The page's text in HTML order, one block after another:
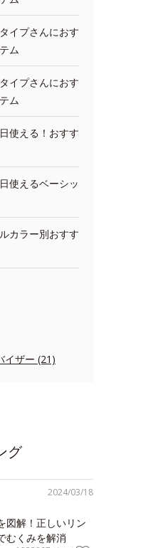
イプさんにおす
ム
イプさんにおす
ム
使える！おすす
使えるベーシッ
カラー別おすす
イザー (21)
グ
2024/03/18
図解！正しいリン
むくみを解消